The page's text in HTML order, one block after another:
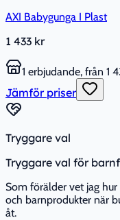
AXI Babygunga I Plast
1 433 kr
1 erbjudande, från 1
Jämför priser
Tryggare val
Tryggare val för
Som förälder vet jag
och barnprodukter när
åt.